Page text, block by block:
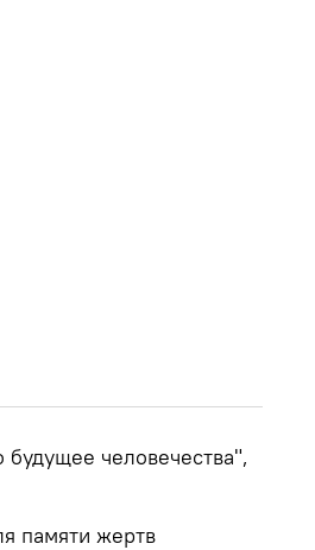
человечества",
памяти жертв